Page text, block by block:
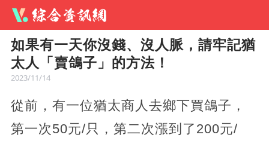
如果有一天你沒錢、沒人脈，請牢記猶
太人「賣鴿子」的方法！
2023/11/14
從前，有一位猶太商人去鄉下買鴿子，
第一次50元/只，第二次漲到了200元/